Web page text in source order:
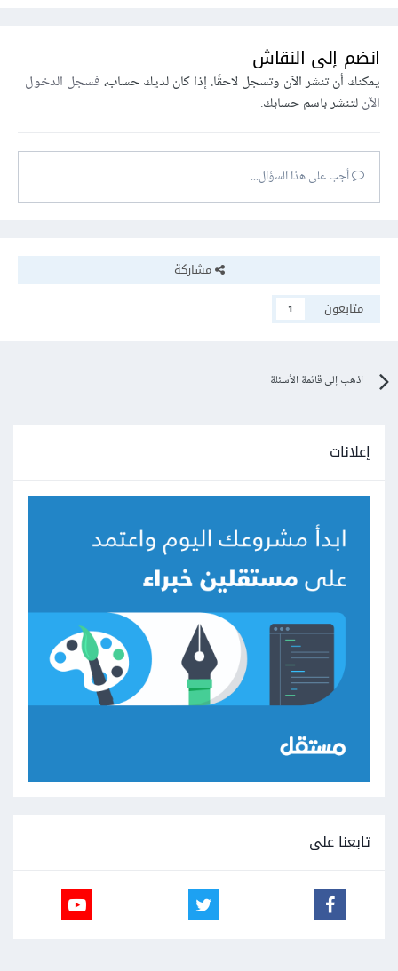
انضم إلى النقاش
يمكنك أن تنشر الآن وتسجل لاحقًا. إذا كان لديك حساب،فسجل الدخول
الآنلتنشر باسم حسابك.
أجب على هذا السؤال...
مشاركة
متابعون
1
اذهب إلى قائمة الأسئلة
إعلانات
تابعنا على